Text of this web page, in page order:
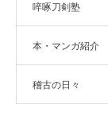
啐啄刀剣塾
本・マンガ紹介
稽古の日々